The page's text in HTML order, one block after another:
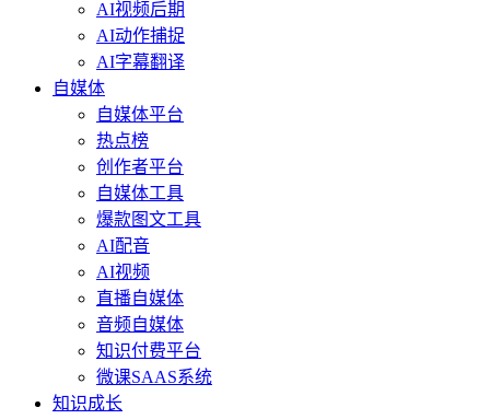
AI视频后期
AI动作捕捉
AI字幕翻译
自媒体
自媒体平台
热点榜
创作者平台
自媒体工具
爆款图文工具
AI配音
AI视频
直播自媒体
音频自媒体
知识付费平台
微课SAAS系统
知识成长